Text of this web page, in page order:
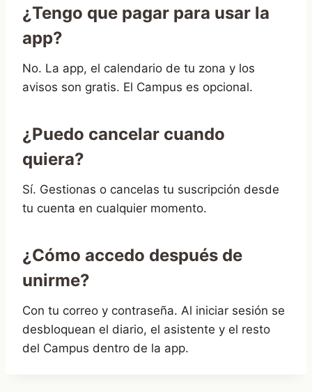
¿Tengo que pagar para usar la
app?
No. La app, el calendario de tu zona y los
avisos son gratis. El Campus es opcional.
¿Puedo cancelar cuando
quiera?
Sí. Gestionas o cancelas tu suscripción desde
tu cuenta en cualquier momento.
¿Cómo accedo después de
unirme?
Con tu correo y contraseña. Al iniciar sesión se
desbloquean el diario, el asistente y el resto
del Campus dentro de la app.